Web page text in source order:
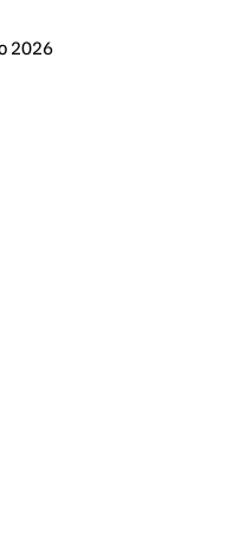
2026